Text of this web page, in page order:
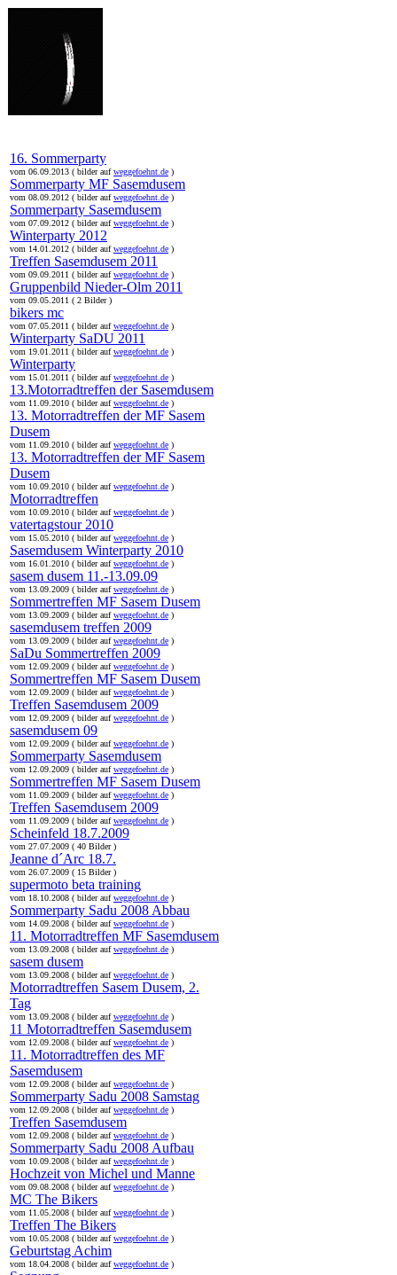
16. Sommerparty
vom 06.09.2013 ( bilder aufweggefoehnt.de )
Sommerparty MF Sasemdusem
vom 08.09.2012 ( bilder aufweggefoehnt.de )
Sommerparty Sasemdusem
vom 07.09.2012 ( bilder aufweggefoehnt.de )
Winterparty 2012
vom 14.01.2012 ( bilder aufweggefoehnt.de )
Treffen Sasemdusem 2011
vom 09.09.2011 ( bilder aufweggefoehnt.de )
Gruppenbild Nieder-Olm 2011
vom 09.05.2011 ( 2 Bilder )
bikers mc
vom 07.05.2011 ( bilder aufweggefoehnt.de )
Winterparty SaDU 2011
vom 19.01.2011 ( bilder aufweggefoehnt.de )
Winterparty
vom 15.01.2011 ( bilder aufweggefoehnt.de )
13.Motorradtreffen der Sasemdusem
vom 11.09.2010 ( bilder aufweggefoehnt.de )
13. Motorradtreffen der MF Sasem
Dusem
vom 11.09.2010 ( bilder aufweggefoehnt.de )
13. Motorradtreffen der MF Sasem
Dusem
vom 10.09.2010 ( bilder aufweggefoehnt.de )
Motorradtreffen
vom 10.09.2010 ( bilder aufweggefoehnt.de )
vatertagstour 2010
vom 15.05.2010 ( bilder aufweggefoehnt.de )
Sasemdusem Winterparty 2010
vom 16.01.2010 ( bilder aufweggefoehnt.de )
sasem dusem 11.-13.09.09
vom 13.09.2009 ( bilder aufweggefoehnt.de )
Sommertreffen MF Sasem Dusem
vom 13.09.2009 ( bilder aufweggefoehnt.de )
sasemdusem treffen 2009
vom 13.09.2009 ( bilder aufweggefoehnt.de )
SaDu Sommertreffen 2009
vom 12.09.2009 ( bilder aufweggefoehnt.de )
Sommertreffen MF Sasem Dusem
vom 12.09.2009 ( bilder aufweggefoehnt.de )
Treffen Sasemdusem 2009
vom 12.09.2009 ( bilder aufweggefoehnt.de )
sasemdusem 09
vom 12.09.2009 ( bilder aufweggefoehnt.de )
Sommerparty Sasemdusem
vom 12.09.2009 ( bilder aufweggefoehnt.de )
Sommertreffen MF Sasem Dusem
vom 11.09.2009 ( bilder aufweggefoehnt.de )
Treffen Sasemdusem 2009
vom 11.09.2009 ( bilder aufweggefoehnt.de )
Scheinfeld 18.7.2009
vom 27.07.2009 ( 40 Bilder )
Jeanne d´Arc 18.7.
vom 26.07.2009 ( 15 Bilder )
supermoto beta training
vom 18.10.2008 ( bilder aufweggefoehnt.de )
Sommerparty Sadu 2008 Abbau
vom 14.09.2008 ( bilder aufweggefoehnt.de )
11. Motorradtreffen MF Sasemdusem
vom 13.09.2008 ( bilder aufweggefoehnt.de )
sasem dusem
vom 13.09.2008 ( bilder aufweggefoehnt.de )
Motorradtreffen Sasem Dusem, 2.
Tag
vom 13.09.2008 ( bilder aufweggefoehnt.de )
11 Motorradtreffen Sasemdusem
vom 12.09.2008 ( bilder aufweggefoehnt.de )
11. Motorradtreffen des MF
Sasemdusem
vom 12.09.2008 ( bilder aufweggefoehnt.de )
Sommerparty Sadu 2008 Samstag
vom 12.09.2008 ( bilder aufweggefoehnt.de )
Treffen Sasemdusem
vom 12.09.2008 ( bilder aufweggefoehnt.de )
Sommerparty Sadu 2008 Aufbau
vom 10.09.2008 ( bilder aufweggefoehnt.de )
Hochzeit von Michel und Manne
vom 09.08.2008 ( bilder aufweggefoehnt.de )
MC The Bikers
vom 11.05.2008 ( bilder aufweggefoehnt.de )
Treffen The Bikers
vom 10.05.2008 ( bilder aufweggefoehnt.de )
Geburtstag Achim
vom 18.04.2008 ( bilder aufweggefoehnt.de )